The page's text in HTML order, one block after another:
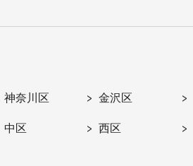
神奈川区 金沢区
中区 西区